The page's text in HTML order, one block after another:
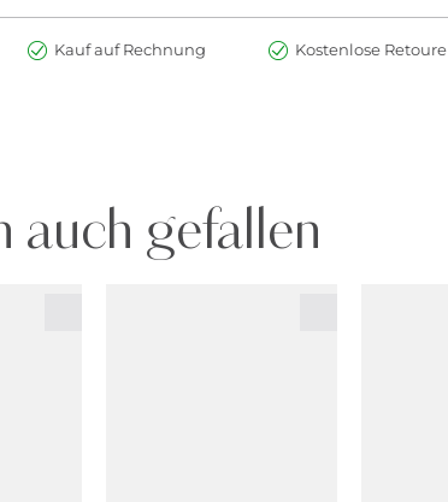
Kauf auf Rechnung Kostenlose Retoure
auch gefallen